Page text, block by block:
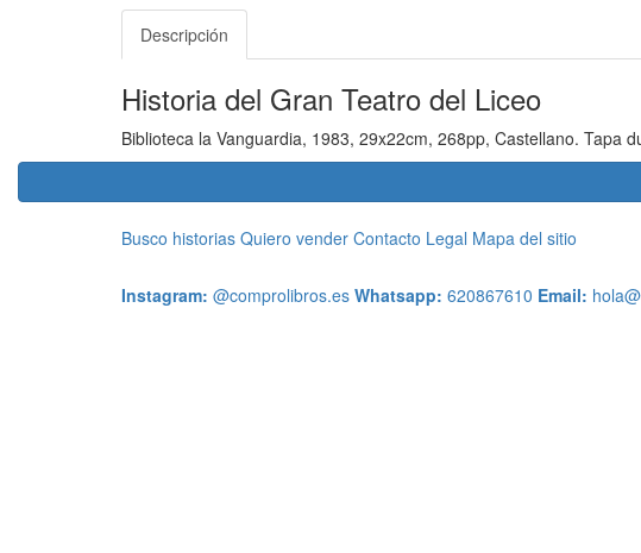
Descripción
Historia del Gran Teatro del Liceo
Biblioteca la Vanguardia, 1983, 29x22cm, 268pp, Castellano. Tapa
Busco historias Quiero vender Contacto Legal Mapa del sitio
Instagram: @comprolibros.es Whatsapp: 620867610 Email: